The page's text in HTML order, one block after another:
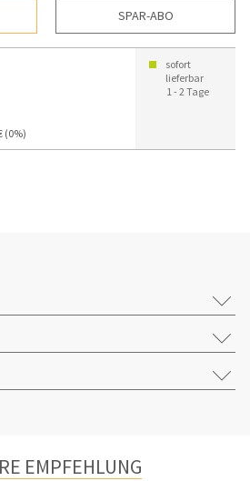
SPAR-ABO
(0%)
sofort
lieferbar
1 - 2 Tage
EMPFEHLUNG